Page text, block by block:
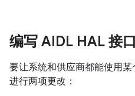
编写 AIDL HAL 接口
要让系统和供应商都能使用
进行两项更改：